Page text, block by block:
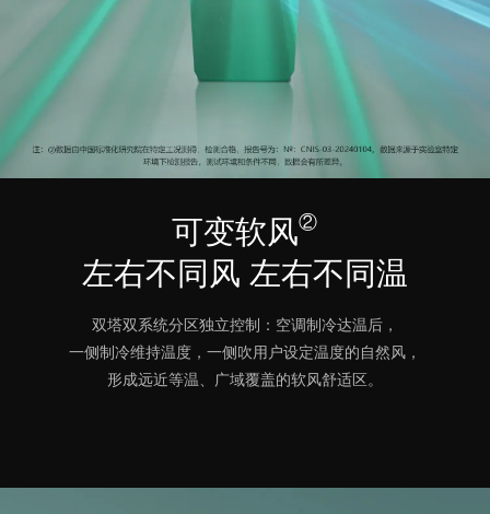
可变软风②
左右不同风 左右不同温
双塔双系统分区独立控制：空调制冷达温后，
一侧制冷维持温度，一侧吹用户设定温度的自然风，
形成远近等温、广域覆盖的软风舒适区。